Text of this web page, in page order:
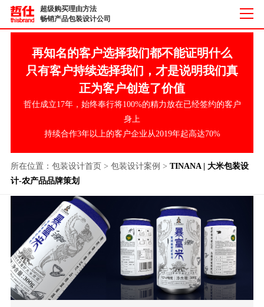
超级购买理由方法
畅销产品包装设计公司
再知名的客户选择我们都不能证明什么
只有客户持续选择我们，才是说明我们真
正为客户创造了价值
哲仕成立17年，始终奉行将100%的精力放在已经签约的客户
身上
持续合作3年以上的客户企业从2019年起高达70%
所在位置： 包装设计首页 > 包装设计案例 > TINANA | 大米包装设
计-农产品品牌策划